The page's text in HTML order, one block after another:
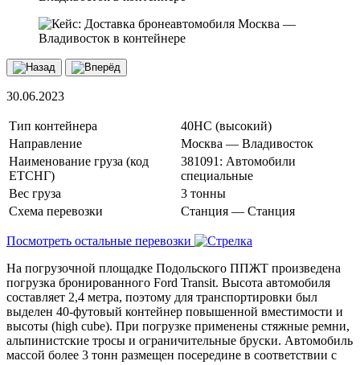
30.06.2023
Тип контейнера
40HC (высокий)
Направление
Москва — Владивосток
Наименование груза (код
ЕТСНГ)
381091: Автомобили
специальные
Вес груза
3 тонны
Схема перевозки
Станция — Станция
Посмотреть остальные перевозки
На погрузочной площадке Подольского ППЖТ произведена
погрузка бронированного Ford Transit. Высота автомобиля
составляет 2,4 метра, поэтому для транспортировки был
выделен 40-футовый контейнер повышенной вместимости и
высоты (high cube). При погрузке применены стяжные ремни,
альпинистские тросы и ограничительные бруски. Автомобиль
массой более 3 тонн размещен посередине в соответствии с